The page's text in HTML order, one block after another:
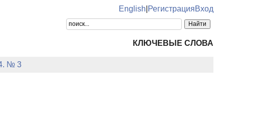
English РегистрацияВход
КЛЮЧЕВЫЕ СЛОВА
№ 3